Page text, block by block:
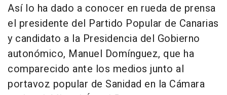
Así lo ha dado a conocer en rueda de prensa
el presidente del Partido Popular de Canarias
y candidato a la Presidencia del Gobierno
autonómico, Manuel Domínguez, que ha
comparecido ante los medios junto al
portavoz popular de Sanidad en la Cámara